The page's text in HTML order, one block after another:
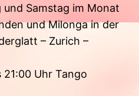
Samstag im Monat
und Milonga in der
– Zurich –
21:00 Uhr Tango